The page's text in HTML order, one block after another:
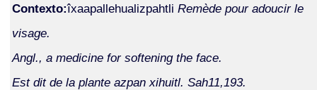
Contexto:îxaapallehualizpahtli Remède pour adoucir le
visage.
Angl., a medicine for softening the face.
Est dit de la plante azpan xihuitl. Sah11,193.